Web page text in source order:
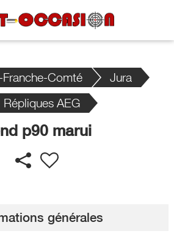
Comté
Jura
Répliques AEG
p90 marui
générales